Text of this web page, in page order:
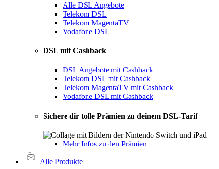
Alle DSL Angebote
Telekom DSL
Telekom MagentaTV
Vodafone DSL
DSL mit Cashback
DSL Angebote mit Cashback
Telekom DSL mit Cashback
Telekom MagentaTV mit Cashback
Vodafone DSL mit Cashback
Sichere dir tolle Prämien zu deinem DSL-Tarif
Mehr Infos zu den Prämien
Alle Produkte